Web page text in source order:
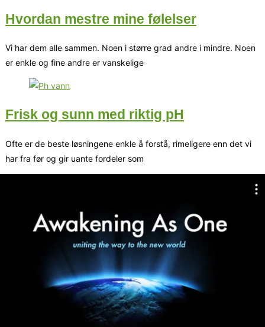
Hvordan mestre mine følelser
Vi har dem alle sammen. Noen i større grad andre i mindre. Noen
er enkle og fine andre er vanskelige
Frisk og sunn med riktig pH
Ofte er de beste løsningene enkle å forstå, rimeligere enn det vi
har fra før og gir uante fordeler som